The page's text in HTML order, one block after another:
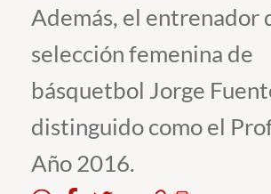
Vinculación con el Medio
Admisión
Pregrado
Formación Continua
Además, el entrenador
selección femenina de
básquetbol Jorge
distinguido como el
Año 2016.